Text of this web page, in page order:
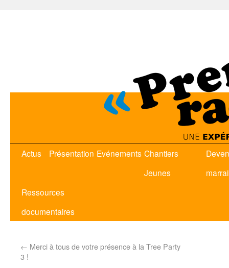
Actus Présentation Evénements Chantiers
Jeunes
Ressources
documentaires
← Merci à tous de votre présence à la Tree Party
3 !